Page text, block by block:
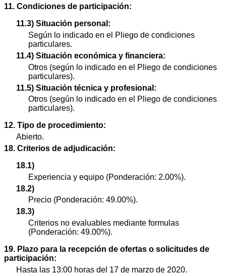
11. Condiciones de participación:
11.3) Situación personal:
Según lo indicado en el Pliego de condiciones
particulares.
11.4) Situación económica y financiera:
Otros (según lo indicado en el Pliego de condiciones
particulares).
11.5) Situación técnica y profesional:
Otros (según lo indicado en el Pliego de condiciones
particulares).
12. Tipo de procedimiento:
Abierto.
18. Criterios de adjudicación:
18.1)
Experiencia y equipo (Ponderación: 2.00%).
18.2)
Precio (Ponderación: 49.00%).
18.3)
Criterios no evaluables mediante formulas
(Ponderación: 49.00%).
19. Plazo para la recepción de ofertas o solicitudes de
participación:
Hasta las 13:00 horas del 17 de marzo de 2020.